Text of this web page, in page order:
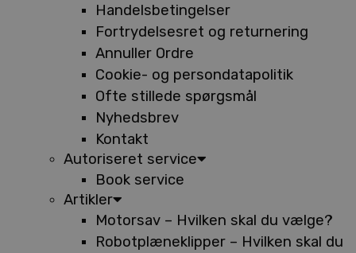
Handelsbetingelser
Fortrydelsesret og returnering
Annuller Ordre
Cookie- og persondatapolitik
Ofte stillede spørgsmål
Nyhedsbrev
Kontakt
Autoriseret service
Book service
Artikler
Motorsav – Hvilken skal du vælge?
Robotplæneklipper – Hvilken skal du